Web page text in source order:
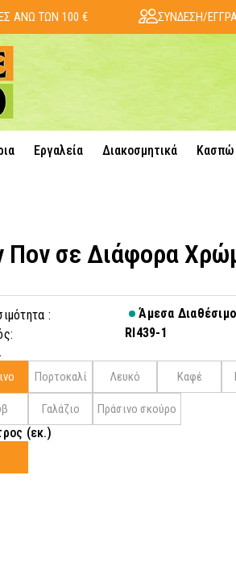
ΑΝΩ ΤΩΝ 100 € ΣΥΝΔΕΣΗ/
Εργαλεία Διακοσμητικά Κασπώ
Πον σε Διάφορα
:
Άμεσα Διαθέσιμο
RI439-1
Πορτοκαλί Λευκό Καφέ
Γαλάζιο Πράσινο σκούρο
(εκ.)